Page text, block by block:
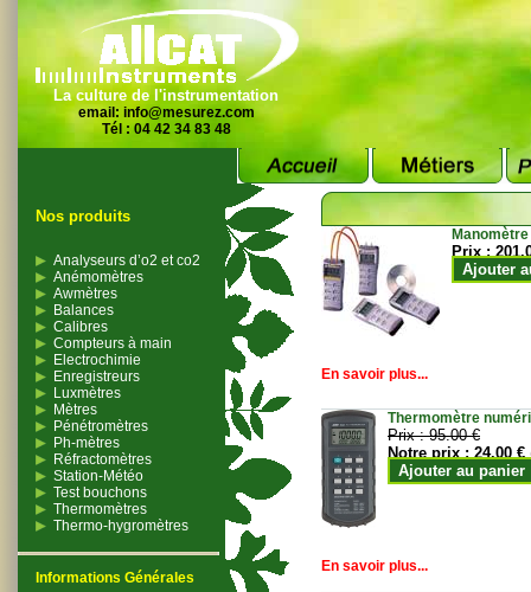
La culture de l'instrumentation
email: info@mesurez.com
Tél : 04 42 34 83 48
Nos produits
Analyseurs d’o2 et co2
Anémomètres
Awmètres
Balances
Calibres
Compteurs à main
Electrochimie
Enregistreurs
Luxmètres
Mètres
Pénétromètres
Ph-mètres
Réfractomètres
Station-Météo
Test bouchons
Thermomètres
Thermo-hygromètres
Informations Générales
Prix :
Ajouter
En savoir plus...
Thermomètre
Prix :95.00 €
Notre prix :24.00 €
Ajouter au panier
En savoir plus...